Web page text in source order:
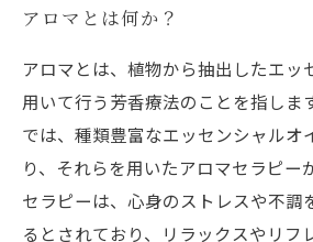
アロマとは何か？
アロマとは、植物から抽出したエッ
用いて行う芳香療法のことを指しま
では、種類豊富なエッセンシャルオ
り、それらを用いたアロマセラピー
セラピーは、心身のストレスや不調
るとされており、リラックスやリフ